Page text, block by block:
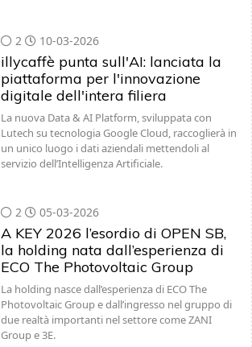
2 10-03-2026
illycaffè punta sull'AI: lanciata la
piattaforma per l'innovazione
digitale dell'intera filiera
La nuova Data & AI Platform, sviluppata con
Lutech su tecnologia Google Cloud, raccoglierà in
un unico luogo i dati aziendali mettendoli al
servizio dell’Intelligenza Artificiale.
2 05-03-2026
A KEY 2026 l’esordio di OPEN SB,
la holding nata dall’esperienza di
ECO The Photovoltaic Group
La holding nasce dall’esperienza di ECO The
Photovoltaic Group e dall’ingresso nel gruppo di
due realtà importanti nel settore come ZANI
Group e 3E.